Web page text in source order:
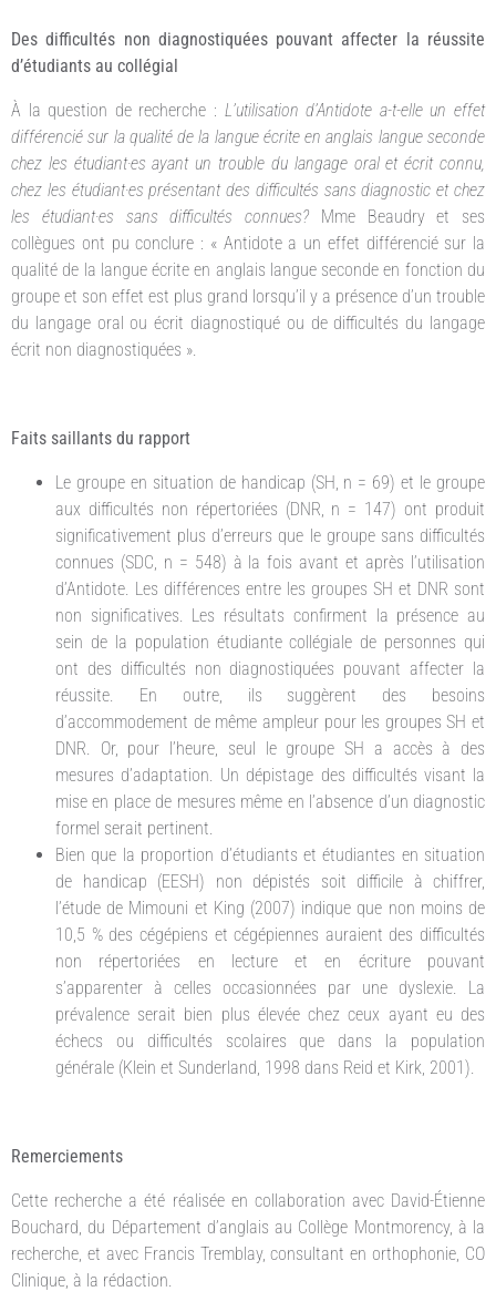
Des difficultés non diagnostiquées pouvant affecter la réussite
d’étudiants au collégial
À la question de recherche : L’utilisation d’Antidote a-t-elle un effet
différencié sur la qualité de la langue écrite en anglais langue seconde
chez les étudiant·es ayant un trouble du langage oral et écrit connu,
chez les étudiant·es présentant des difficultés sans diagnostic et chez
les étudiant·es sans difficultés connues? Mme Beaudry et ses
collègues ont pu conclure : « Antidote a un effet différencié sur la
qualité de la langue écrite en anglais langue seconde en fonction du
groupe et son effet est plus grand lorsqu’il y a présence d’un trouble
du langage oral ou écrit diagnostiqué ou de difficultés du langage
écrit non diagnostiquées ».
Faits saillants du rapport
Le groupe en situation de handicap (SH, n = 69) et le groupe
aux difficultés non répertoriées (DNR, n = 147) ont produit
significativement plus d’erreurs que le groupe sans difficultés
connues (SDC, n = 548) à la fois avant et après l’utilisation
d’Antidote. Les différences entre les groupes SH et DNR sont
non significatives. Les résultats confirment la présence au
sein de la population étudiante collégiale de personnes qui
ont des difficultés non diagnostiquées pouvant affecter la
réussite. En outre, ils suggèrent des besoins
d’accommodement de même ampleur pour les groupes SH et
DNR. Or, pour l’heure, seul le groupe SH a accès à des
mesures d’adaptation. Un dépistage des difficultés visant la
mise en place de mesures même en l’absence d’un diagnostic
formel serait pertinent.
Bien que la proportion d’étudiants et étudiantes en situation
de handicap (EESH) non dépistés soit difficile à chiffrer,
l’étude de Mimouni et King (2007) indique que non moins de
10,5 % des cégépiens et cégépiennes auraient des difficultés
non répertoriées en lecture et en écriture pouvant
s’apparenter à celles occasionnées par une dyslexie. La
prévalence serait bien plus élevée chez ceux ayant eu des
échecs ou difficultés scolaires que dans la population
générale (Klein et Sunderland, 1998 dans Reid et Kirk, 2001).
Remerciements
Cette recherche a été réalisée en collaboration avec David-Étienne
Bouchard, du Département d’anglais au Collège Montmorency, à la
recherche, et avec Francis Tremblay, consultant en orthophonie, CO
Clinique, à la rédaction.